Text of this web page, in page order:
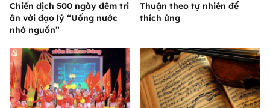
Chiến dịch 500 ngày đêm tri
ân với đạo lý “Uống nước
nhớ nguồn”
Thuận theo tự nhiên để
thích ứng